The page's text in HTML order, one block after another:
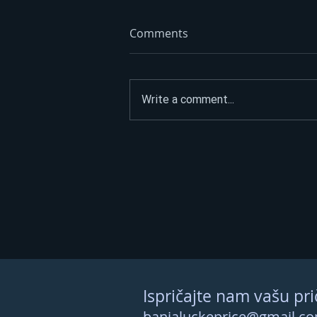
Comments
Write a comment...
Ispričajte nam vašu